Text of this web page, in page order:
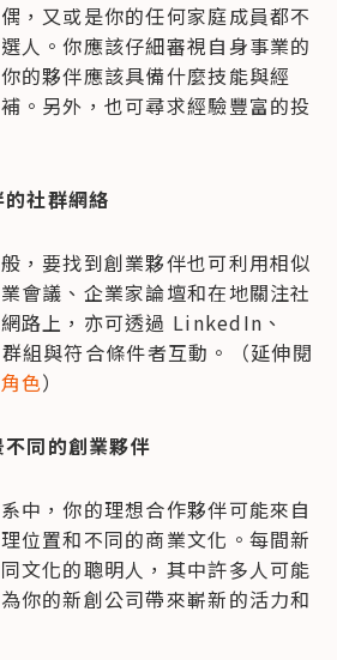
，又或是你的任何家庭成員都不
人。你應該仔細審視自身事業的
的夥伴應該具備什麼技能與經
。另外，也可尋求經驗豐富的投
社群網絡
，要找到創業夥伴也可利用相似
會議、企業家論壇和在地關注社
路上，亦可透過 LinkedIn、
組與符合條件者互動。（延伸閱
色）
同的創業夥伴
中，你的理想合作夥伴可能來自
位置和不同的商業文化。每間新
文化的聰明人，其中許多人可能
你的新創公司帶來嶄新的活力和